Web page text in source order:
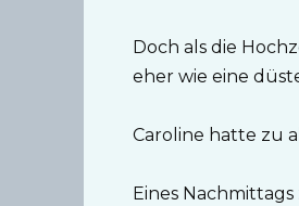
Doch als die
eher wie eine
Caroline hatte zu
Eines